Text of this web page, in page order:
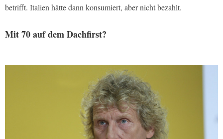
betrifft. Italien hätte dann konsumiert, aber nicht bezahlt.
Mit 70 auf dem Dachfirst?